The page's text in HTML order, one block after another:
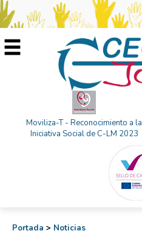
Moviliza-T - Reconocimiento a la
Iniciativa Social de C-LM 2023
Portada > Noticias